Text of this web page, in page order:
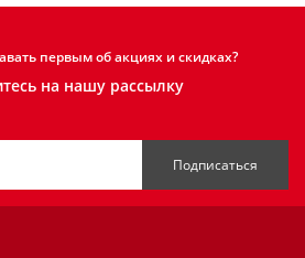
первым об акциях и скидках?
на нашу рассылку
Подписаться